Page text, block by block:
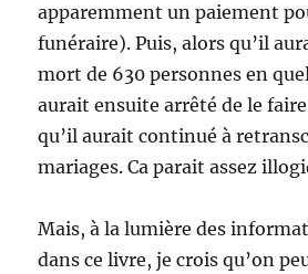
apparemment un paiement
funéraire). Puis, alors qu’il
mort de 630 personnes en
aurait ensuite arrêté de le faire
qu’il aurait continué à
mariages. Ca parait assez
Mais, à la lumière des
dans ce livre, je crois qu’on